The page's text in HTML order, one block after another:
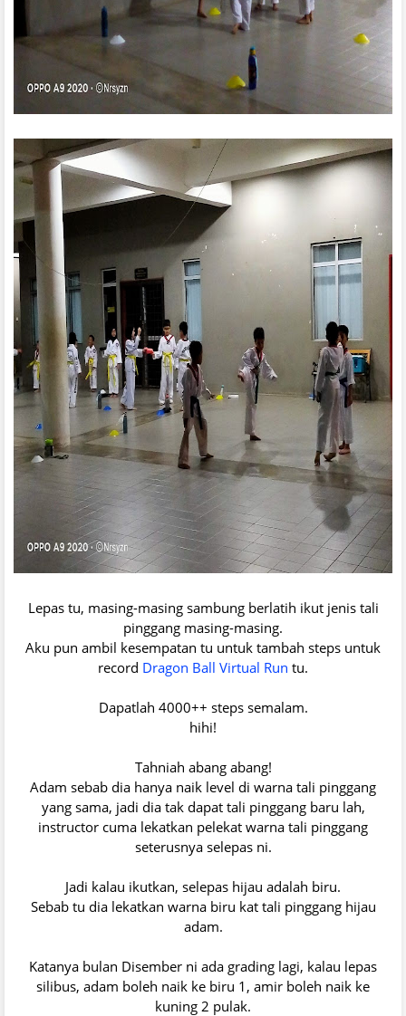
Lepas tu, masing-masing sambung berlatih ikut jenis tali
pinggang masing-masing.
Aku pun ambil kesempatan tu untuk tambah steps untuk
record Dragon Ball Virtual Run tu.
Dapatlah 4000++ steps semalam.
hihi!
Tahniah abang abang!
Adam sebab dia hanya naik level di warna tali pinggang
yang sama, jadi dia tak dapat tali pinggang baru lah,
instructor cuma lekatkan pelekat warna tali pinggang
seterusnya selepas ni.
Jadi kalau ikutkan, selepas hijau adalah biru.
Sebab tu dia lekatkan warna biru kat tali pinggang hijau
adam.
Katanya bulan Disember ni ada grading lagi, kalau lepas
silibus, adam boleh naik ke biru 1, amir boleh naik ke
kuning 2 pulak.